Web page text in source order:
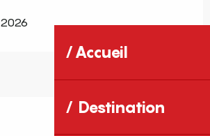
Accueil
Destination